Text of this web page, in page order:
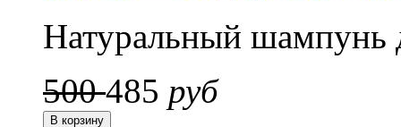
Натуральный шампунь
500485 руб